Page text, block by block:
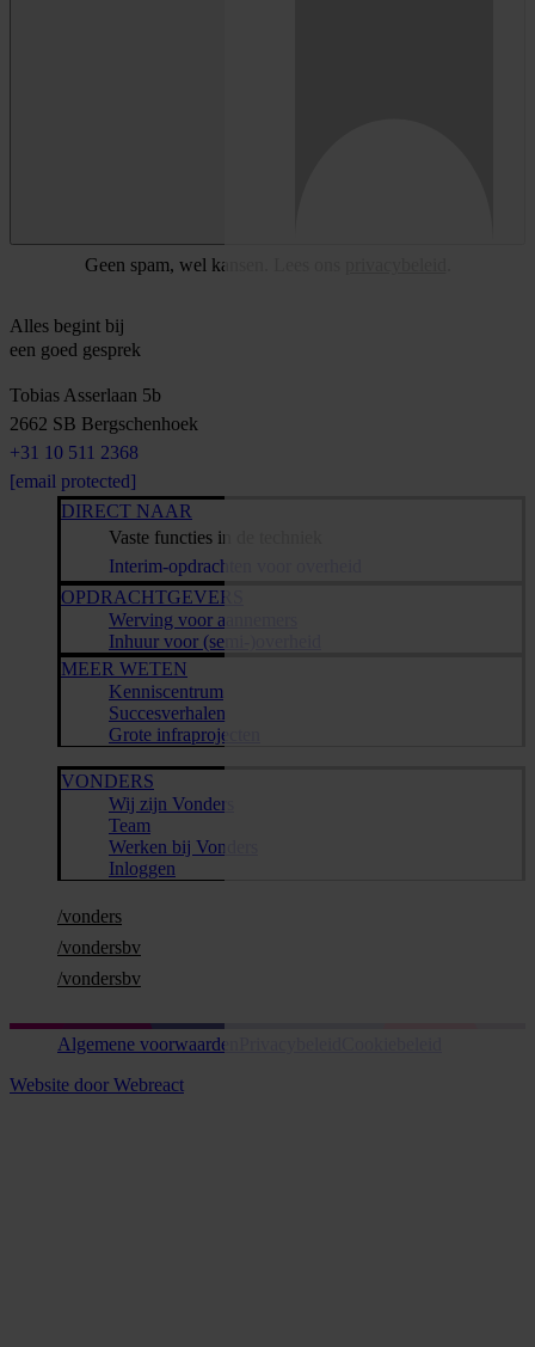
Geen spam, wel kansen. Lees ons
Alles begint bij
een goed gesprek
Tobias Asserlaan 5b
2662 SB Bergschenhoek
+31 10 511 2368
[email protected]
DIRECT NAAR
Vaste functies in de techniek
Interim-opdrachten voor overheid
OPDRACHTGEVERS
Werving voor aannemers
Inhuur voor (semi-)overheid
MEER WETEN
Kenniscentrum
Succesverhalen
Grote infraprojecten
VONDERS
Wij zijn Vonders
Team
Werken bij Vonders
Inloggen
/vonders
/vondersbv
/vondersbv
Algemene voorwaarden
Website door Webreact